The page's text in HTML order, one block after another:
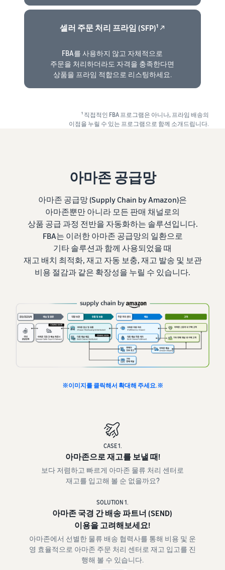
셀러 주문 처리 프라임 (SFP)¹ ↗
FBA를 사용하지 않고 자체적으로
주문을 처리하더라도 자격을 충족한다면
상품을 프라임 적합으로 리스팅하세요.
¹ 직접적인 FBA 프로그램은 아니나, 프라임 배송의
이점을 누릴 수 있는 프로그램으로 함께 소개드립니다.
아마존 공급망
아마존 공급망 (Supply Chain by Amazon)은
아마존뿐만 아니라 모든 판매 채널로의
상품 공급 과정 전반을 자동화하는 솔루션입니다.
FBA는 이러한 아마존 공급망의 일환으로
기타 솔루션과 함께 사용되었을 때
재고 배치 최적화, 재고 자동 보충, 재고 발송 및 보관
비용 절감과 같은 확장성을 누릴 수 있습니다.
※이미지를 클릭해서 확대해 주세요.※
CASE 1.
아마존으로 재고를 보낼 때!
보다 저렴하고 빠르게 아마존 물류 처리 센터로
재고를 입고해 볼 순 없을까요?
SOLUTION 1.
아마존 국경 간 배송 파트너 (SEND)
이용을 고려해보세요!
아마존에서 선별한 물류 배송 협력사를 통해 비용 및 운
영 효율적으로 아마존 주문 처리 센터로 재고 입고를 진
행해 볼 수 있습니다.